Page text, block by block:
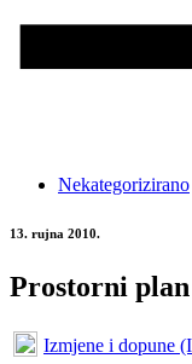
Nekategorizirano
13. rujna 2010.
Prostorni
Izmjene i dopune